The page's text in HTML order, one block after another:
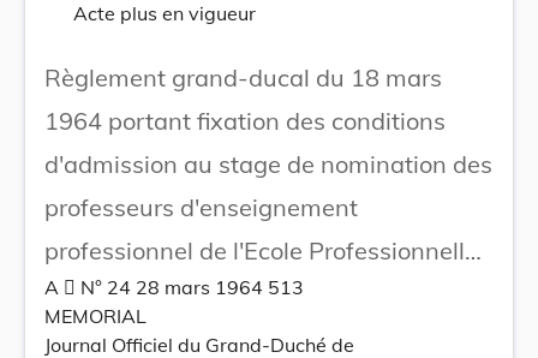
Acte plus en vigueur
Règlement grand-ducal du 18 mars
1964 portant fixation des conditions
d'admission au stage de nomination des
professeurs d'enseignement
professionnel de l'Ecole Professionnelle
d'Esch-sur-Alzette et des Centres
d'Enseignement Professionnel.
A  N° 24 28 mars 1964 513
MEMORIAL
Journal Officiel du Grand-Duché de